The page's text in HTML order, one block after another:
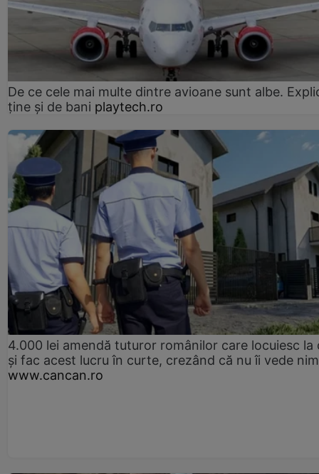
De ce cele mai multe dintre avioane sunt albe.
ține și de bani playtech.ro
4.000 lei amendă tuturor românilor care locuiesc la
și fac acest lucru în curte, crezând că nu îi vede
www.cancan.ro